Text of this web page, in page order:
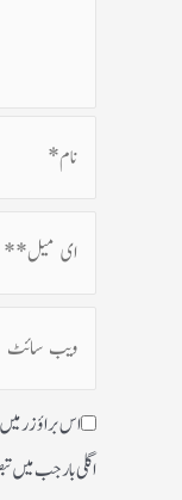
اس براؤزر
اگلی بار جب